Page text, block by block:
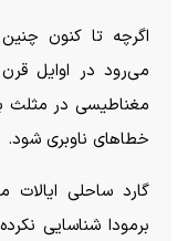
اگرچه تا کنون
می‌رود در اوایل
مغناطیسی در مثلث
خطا‌های ناوبری شود.
گارد ساحلی